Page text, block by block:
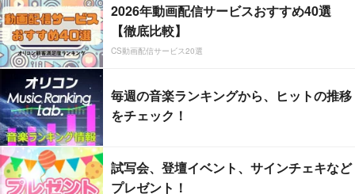
2026年動画配信サービスおすすめ40選
【徹底比較】
CS動画配信サービス20選
毎週の音楽ランキングから、ヒットの推移
をチェック！
試写会、登壇イベント、サインチェキなど
プレゼント！